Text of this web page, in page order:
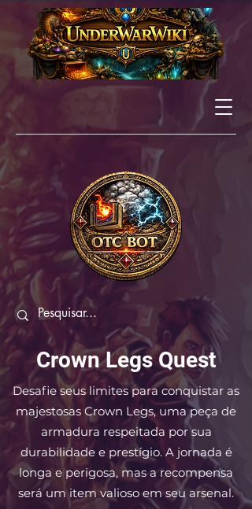
Crown Legs Quest
Desafie seus limites para conquistar as
majestosas Crown Legs, uma peça de
armadura respeitada por sua
durabilidade e prestígio. A jornada é
longa e perigosa, mas a recompensa
será um item valioso em seu arsenal.